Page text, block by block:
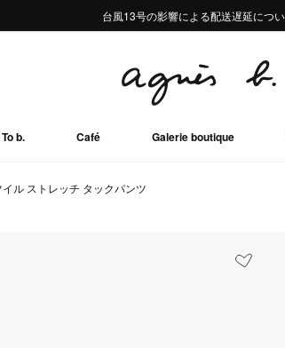
熊本地域地震の影響による配送遅延につ
Summer Sale 2buy10%OFF!!
台風13号の影響による配送遅延につ
熊本地域地震の影響による配送遅延につ
Summer Sale 2buy10%OFF!!
To b. Café Galerie boutique
イル ストレッチ タックパンツ